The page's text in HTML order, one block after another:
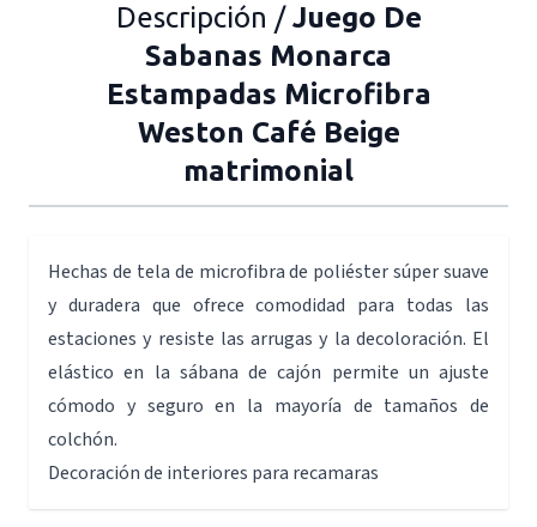
Descripción /Juego De
Sabanas Monarca
Estampadas Microfibra
Weston Café Beige
matrimonial
Hechas de tela de microfibra de poliéster súper suave
y duradera que ofrece comodidad para todas las
estaciones y resiste las arrugas y la decoloración. El
elástico en la sábana de cajón permite un ajuste
cómodo y seguro en la mayoría de tamaños de
colchón.
Decoración de interiores para recamaras